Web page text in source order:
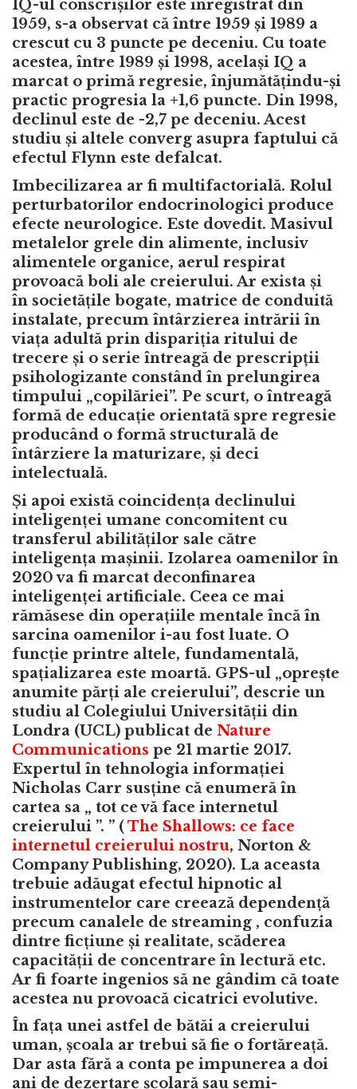
IQ-ul conscrișilor este înregistrat din
1959, s-a observat că între 1959 și 1989 a
crescut cu 3 puncte pe deceniu. Cu toate
acestea, între 1989 și 1998, același IQ a
marcat o primă regresie, înjumătățindu-și
practic progresia la +1,6 puncte. Din 1998,
declinul este de -2,7 pe deceniu. Acest
studiu și altele converg asupra faptului că
efectul Flynn este defalcat.
Imbecilizarea ar fi multifactorială. Rolul
perturbatorilor endocrinologici produce
efecte neurologice. Este dovedit. Masivul
metalelor grele din alimente, inclusiv
alimentele organice, aerul respirat
provoacă boli ale creierului. Ar exista și
în societățile bogate, matrice de conduită
instalate, precum întârzierea intrării în
viața adultă prin dispariția ritului de
trecere și o serie întreagă de prescripții
psihologizante constând în prelungirea
timpului „copilăriei”. Pe scurt, o întreagă
formă de educație orientată spre regresie
producând o formă structurală de
întârziere la maturizare, și deci
intelectuală.
Și apoi există coincidența declinului
inteligenței umane concomitent cu
transferul abilităților sale către
inteligența mașinii. Izolarea oamenilor în
2020 va fi marcat deconfinarea
inteligenței artificiale. Ceea ce mai
rămăsese din operațiile mentale încă în
sarcina oamenilor i-au fost luate. O
funcție printre altele, fundamentală,
spațializarea este moartă. GPS-ul „oprește
anumite părți ale creierului”, descrie un
studiu al Colegiului Universității din
Londra (UCL) publicat de Nature
Communications pe 21 martie 2017.
Expertul în tehnologia informației
Nicholas Carr susține că enumeră în
cartea sa „ tot ce vă face internetul
creierului ”. ” (The Shallows: ce face
internetul creierului nostru, Norton &
Company Publishing, 2020). La aceasta
trebuie adăugat efectul hipnotic al
instrumentelor care creează dependență
precum canalele de streaming , confuzia
dintre ficțiune și realitate, scăderea
capacității de concentrare în lectură etc.
Ar fi foarte ingenios să ne gândim că toate
acestea nu provoacă cicatrici evolutive.
În fața unei astfel de bătăi a creierului
uman, școala ar trebui să fie o fortăreață.
Dar asta fără a conta pe impunerea a doi
ani de dezertare școlară sau semi-